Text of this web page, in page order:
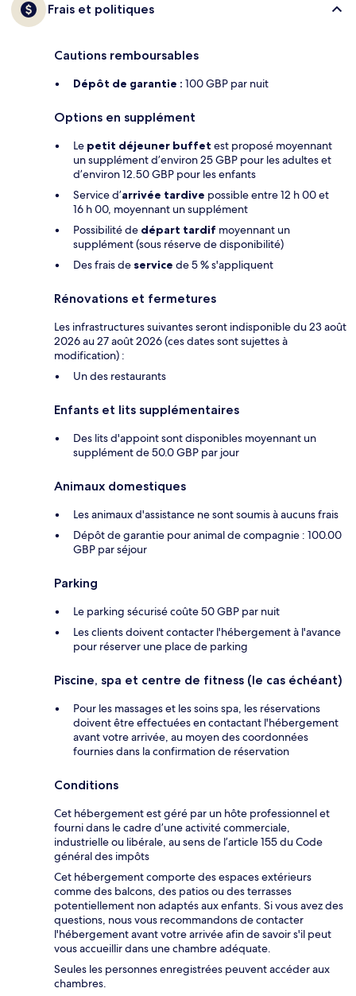
Frais et politiques
Cautions remboursables
Dépôt de garantie : 100 GBP par nuit
Options en supplément
Le petit déjeuner buffet est proposé moyennant
un supplément d’environ 25 GBP pour les adultes et
d’environ 12.50 GBP pour les enfants
Service d’arrivée tardive possible entre 12 h 00 et
16 h 00, moyennant un supplément
Possibilité de départ tardif moyennant un
supplément (sous réserve de disponibilité)
Des frais de service de 5 % s'appliquent
Rénovations et fermetures
Les infrastructures suivantes seront indisponible du 23 août
2026 au 27 août 2026 (ces dates sont sujettes à
modification) :
Un des restaurants
Enfants et lits supplémentaires
Des lits d'appoint sont disponibles moyennant un
supplément de 50.0 GBP par jour
Animaux domestiques
Les animaux d'assistance ne sont soumis à aucuns frais
Dépôt de garantie pour animal de compagnie : 100.00
GBP par séjour
Parking
Le parking sécurisé coûte 50 GBP par nuit
Les clients doivent contacter l'hébergement à l'avance
pour réserver une place de parking
Piscine, spa et centre de fitness (le cas échéant)
Pour les massages et les soins spa, les réservations
doivent être effectuées en contactant l'hébergement
avant votre arrivée, au moyen des coordonnées
fournies dans la confirmation de réservation
Conditions
Cet hébergement est géré par un hôte professionnel et
fourni dans le cadre d’une activité commerciale,
industrielle ou libérale, au sens de l’article 155 du Code
général des impôts
Cet hébergement comporte des espaces extérieurs
comme des balcons, des patios ou des terrasses
potentiellement non adaptés aux enfants. Si vous avez des
questions, nous vous recommandons de contacter
l'hébergement avant votre arrivée afin de savoir s'il peut
vous accueillir dans une chambre adéquate.
Seules les personnes enregistrées peuvent accéder aux
chambres.